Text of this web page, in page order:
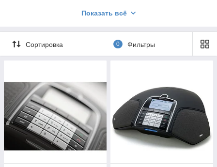
Jabra
Yealink
Snom
Mitel
Показать всё
Сортировка 0 Фильтры